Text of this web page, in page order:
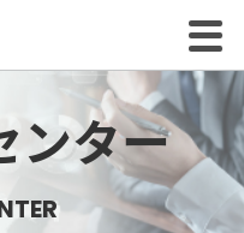
ンター